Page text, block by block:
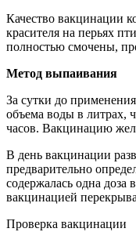
Качество вакцинации
красителя на перьях
полностью смочены,
Метод выпаивания
За сутки до
объема воды в литрах,
часов. Вакцинацию
В день вакцинации
предварительно
содержалась одна
вакцинацией
Проверка вакцинации